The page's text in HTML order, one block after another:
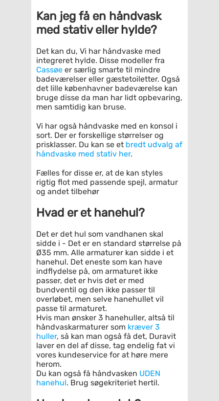
Kan jeg få en håndvask
med stativ eller hylde?
Det kan du, Vi har håndvaske med
integreret hylde. Disse modeller fra
Cassøe er særlig smarte til mindre
badeværelser eller gæstetoiletter. Også
det lille københavner badeværelse kan
bruge disse da man har lidt opbevaring,
men samtidig kan bruse.
Vi har også håndvaske med en konsol i
sort. Der er forskellige størrelser og
prisklasser. Du kan se et bredt udvalg af
håndvaske med stativ her.
Fælles for disse er, at de kan styles
rigtig flot med passende spejl, armatur
og andet tilbehør
Hvad er et hanehul?
Det er det hul som vandhanen skal
sidde i - Det er en standard størrelse på
Ø35 mm. Alle armaturer kan sidde i et
hanehul. Det eneste som kan have
indflydelse på, om armaturet ikke
passer, det er hvis det er med
bundventil og den ikke passer til
overløbet, men selve hanehullet vil
passe til armaturet.
Hvis man ønsker 3 hanehuller, altså til
håndvaskarmaturer som kræver 3
huller, så kan man også få det, Duravit
laver en del af disse, tag endelig fat vi
vores kundeservice for at høre mere
herom.
Du kan også få håndvasken UDEN
hanehul. Brug søgekriteriet hertil.